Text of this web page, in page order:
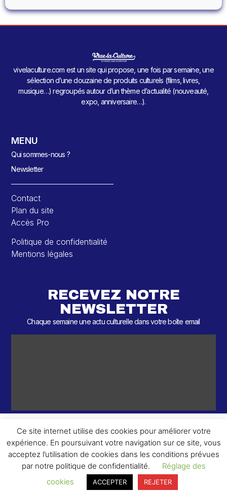
vivelaculture.com est un site qui propose, une fois par semaine, une
sélection d’une douzaine de produits culturels (films, livres,
musique…) regroupés autour d’un thème d’actualité (nouveauté,
expo, anniversaire…).
MENU
Qui sommes-nous ?
Newsletter
Contact
Plan du site
Accès Pro
Politique de confidentialité
Mentions légales
RECEVEZ NOTRE
NEWSLETTER
Chaque semaine une actu culturelle dans votre boîte email
© 2026 – 2 ème Round – Tous droits réservés.
Ce site internet utilise des cookies pour améliorer votre
expérience. En poursuivant votre navigation sur ce site, vous
acceptez l’utilisation de cookies dans les conditions prévues
par notre politique de confidentialité.
Réglage des
cookies
ACCEPTER REJETER